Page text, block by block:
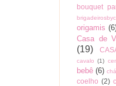
bouquet
origamis
Casa de
(19)
cavalo (1)
bebê (6)
coelho (2)